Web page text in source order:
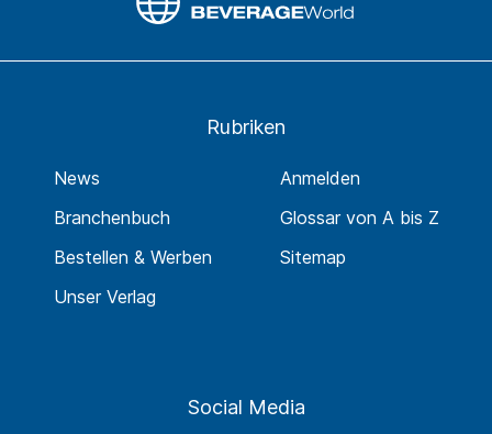
Rubriken
News
Branchenbuch
Bestellen & Werben
Unser Verlag
Anmelden
Glossar von A bis Z
Sitemap
Social Media